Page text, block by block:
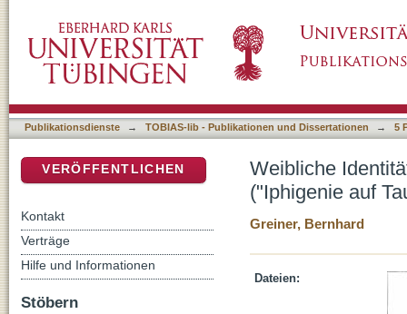
einer schönen Seele")
Publikationsdienste → TOBIAS-lib - Publikationen und Dissertationen → 5
Weibliche
("Iphigenie auf
Greiner, Bernhard
Dateien:
VERÖFFENTLICHEN
Kontakt
Verträge
Hilfe und Informationen
Stöbern